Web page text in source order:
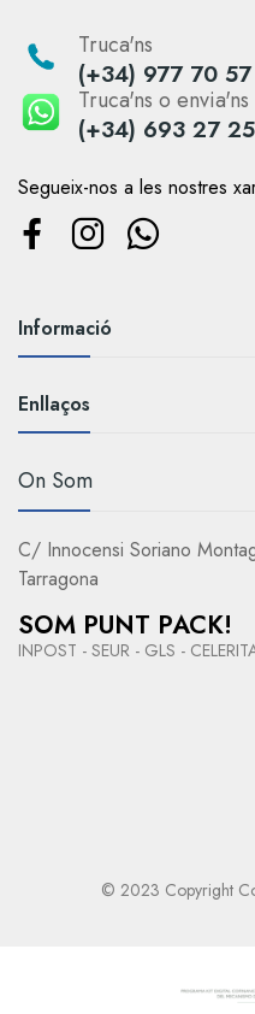
Truca'ns
(+34) 977 70
Truca'ns o
(+34) 693 27
Segueix-nos a les nostres
Informació
Enllaços
On Som
C/ Innocensi Soriano
Tarragona
SOM PUNT PACK!
INPOST - SEUR - GLS -
© 2023 Copyright